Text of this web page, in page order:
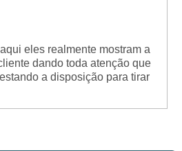
eles realmente mostram a
dando toda atenção que
a disposição para tirar